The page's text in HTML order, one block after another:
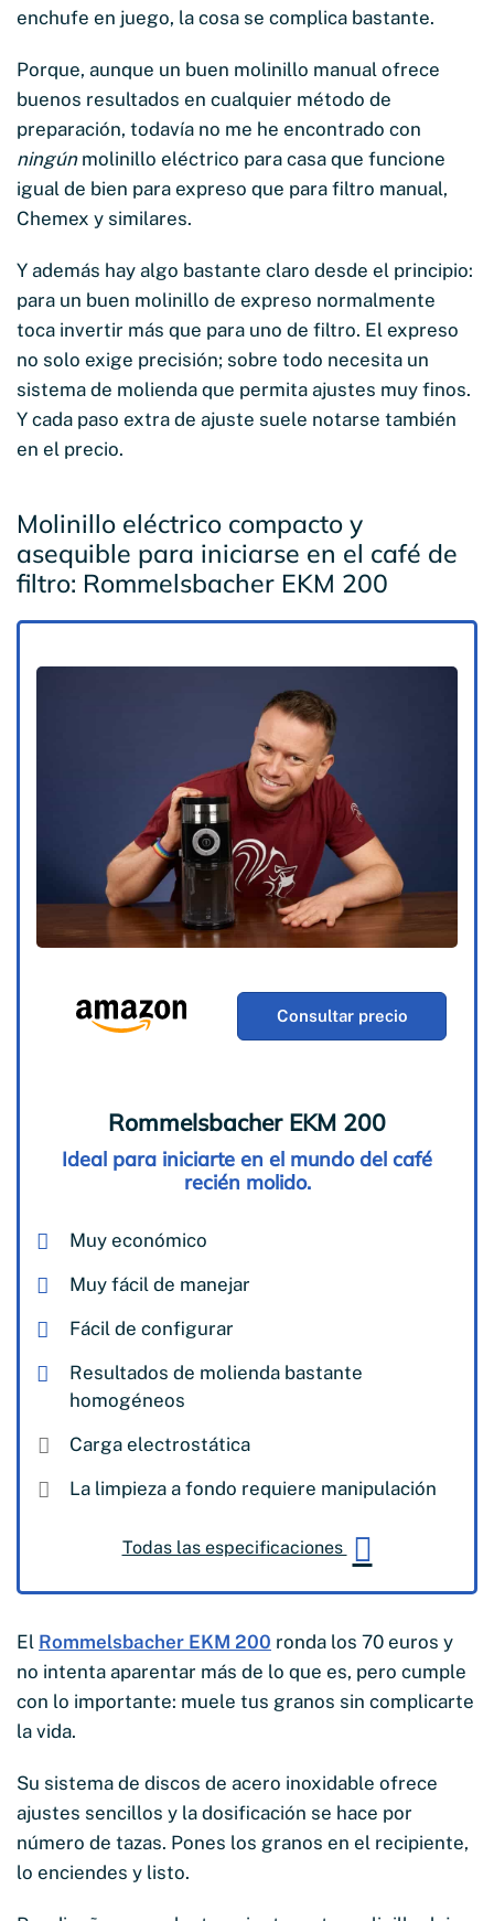
enchufe en juego, la cosa se complica bastante.
Porque, aunque un buen molinillo manual ofrece
buenos resultados en cualquier método de
preparación, todavía no me he encontrado con
ningún molinillo eléctrico para casa que funcione
igual de bien para expreso que para filtro manual,
Chemex y similares.
Y además hay algo bastante claro desde el principio:
para un buen molinillo de expreso normalmente
toca invertir más que para uno de filtro. El expreso
no solo exige precisión; sobre todo necesita un
sistema de molienda que permita ajustes muy finos.
Y cada paso extra de ajuste suele notarse también
en el precio.
Molinillo eléctrico compacto y
asequible para iniciarse en el café de
filtro: Rommelsbacher EKM 200
Rommelsbacher EKM 200
Ideal para iniciarte en el mundo del café
recién molido.
Muy económico
Muy fácil de manejar
Fácil de configurar
Resultados de molienda bastante
homogéneos
Carga electrostática
La limpieza a fondo requiere manipulación
Consultar precio
Todas las especificaciones
El Rommelsbacher EKM 200 ronda los 70 euros y
no intenta aparentar más de lo que es, pero cumple
con lo importante: muele tus granos sin complicarte
la vida.
Su sistema de discos de acero inoxidable ofrece
ajustes sencillos y la dosificación se hace por
número de tazas. Pones los granos en el recipiente,
lo enciendes y listo.